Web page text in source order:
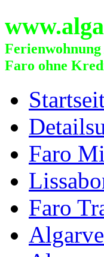
Faro ohne
Faro
Faro